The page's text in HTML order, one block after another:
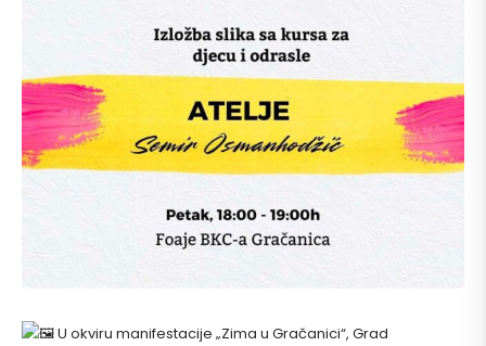
U okviru manifestacije „Zima u Gračanici“, Grad